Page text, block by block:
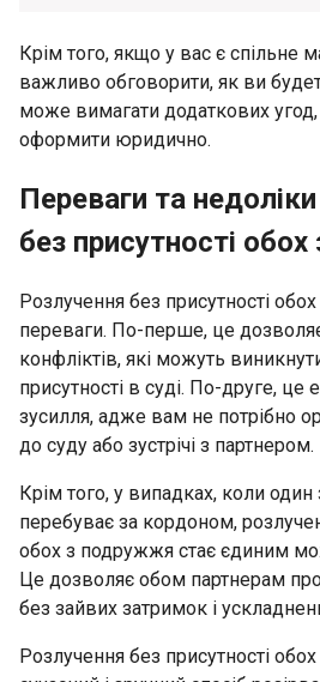
Крім того, якщо у вас є спільне
важливо обговорити, як ви
може вимагати додаткових угод,
оформити юридично.
Переваги та
без присутності
Розлучення без присутності
переваги. По-перше, це
конфліктів, які можуть
присутності в суді. По-друге, це
зусилля, адже вам не потрібно
до суду або зустрічі з партнером.
Крім того, у випадках, коли
перебуває за кордоном,
обох з подружжя стає єдиним
Це дозволяє обом партнерам
без зайвих затримок і
Розлучення без присутності